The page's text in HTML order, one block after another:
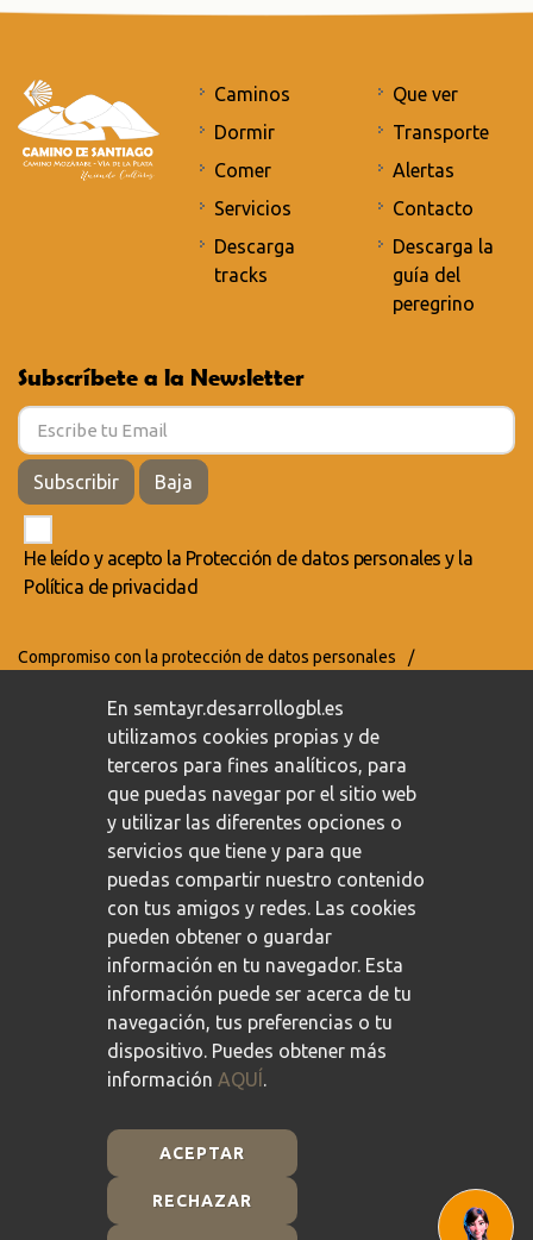
Caminos
Dormir
Comer
Servicios
Descarga
tracks
Que ver
Transporte
Alertas
Contacto
Descarga la
guía del
peregrino
Subscríbete a la Newsletter
Subscribir Baja
He leído y acepto la Protección de datos personales y la
Política de privacidad
Compromiso con la protección de datos personales
/
Plan de Recuperación, Transformación y Resiliencia -
En semtayr.desarrollogbl.es
utilizamos cookies propias y de
terceros para fines analíticos, para
que puedas navegar por el sitio web
y utilizar las diferentes opciones o
servicios que tiene y para que
puedas compartir nuestro contenido
con tus amigos y redes. Las cookies
pueden obtener o guardar
información en tu navegador. Esta
información puede ser acerca de tu
navegación, tus preferencias o tu
dispositivo. Puedes obtener más
información AQUÍ.
ACEPTAR
RECHAZAR